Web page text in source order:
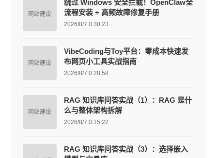
网站建设
绕过 Windows 安全拦截！OpenClaw全
流程安装 + 高频故障修复手册
2026/8/7 0:30:23
网站建设
VibeCoding与Toy平台：零成本快速发
布网页小工具实战指南
2026/8/7 0:28:58
网站建设
RAG 知识库问答实战（1）：RAG 是什
么与整体架构拆解
2026/8/7 0:15:22
RAG 知识库问答实战（3）：选择嵌入